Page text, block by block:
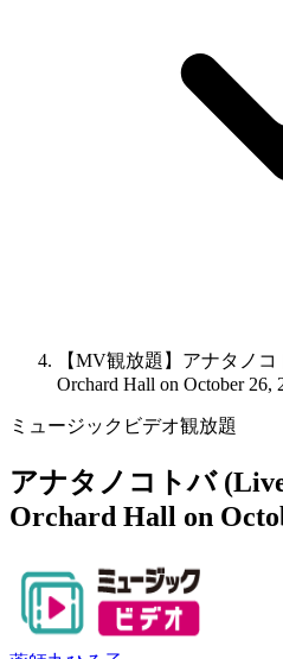
【MV観放題】アナタノコ
Orchard Hall on October 26,
ミュージックビデオ観放題
アナタノコトバ
Orchard Hall on